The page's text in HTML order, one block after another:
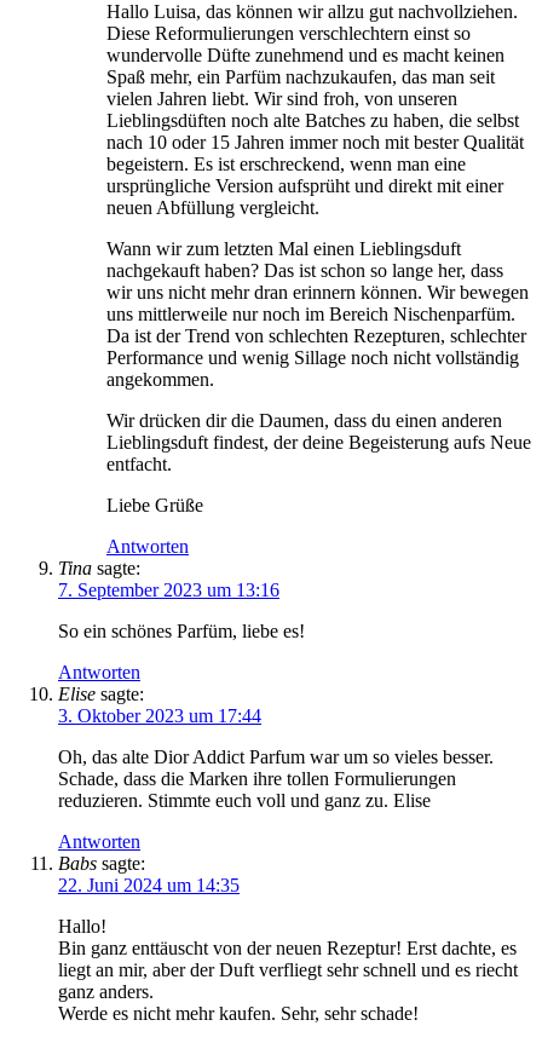
Hallo Luisa, das können wir allzu gut nachvollziehen.
Diese Reformulierungen verschlechtern einst so
wundervolle Düfte zunehmend und es macht keinen
Spaß mehr, ein Parfüm nachzukaufen, das man seit
vielen Jahren liebt. Wir sind froh, von unseren
Lieblingsdüften noch alte Batches zu haben, die selbst
nach 10 oder 15 Jahren immer noch mit bester Qualität
begeistern. Es ist erschreckend, wenn man eine
ursprüngliche Version aufsprüht und direkt mit einer
neuen Abfüllung vergleicht.
Wann wir zum letzten Mal einen Lieblingsduft
nachgekauft haben? Das ist schon so lange her, dass
wir uns nicht mehr dran erinnern können. Wir bewegen
uns mittlerweile nur noch im Bereich Nischenparfüm.
Da ist der Trend von schlechten Rezepturen, schlechter
Performance und wenig Sillage noch nicht vollständig
angekommen.
Wir drücken dir die Daumen, dass du einen anderen
Lieblingsduft findest, der deine Begeisterung aufs Neue
entfacht.
Liebe Grüße
Antworten
Tina sagte:
7. September 2023 um 13:16
So ein schönes Parfüm, liebe es!
Antworten
Elise sagte:
3. Oktober 2023 um 17:44
Oh, das alte Dior Addict Parfum war um so vieles besser.
Schade, dass die Marken ihre tollen Formulierungen
reduzieren. Stimmte euch voll und ganz zu. Elise
Antworten
Babs sagte:
22. Juni 2024 um 14:35
Hallo!
Bin ganz enttäuscht von der neuen Rezeptur! Erst dachte, es
liegt an mir, aber der Duft verfliegt sehr schnell und es riecht
ganz anders.
Werde es nicht mehr kaufen. Sehr, sehr schade!